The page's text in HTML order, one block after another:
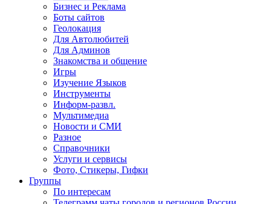
Бизнес и Реклама
Боты сайтов
Геолокация
Для Автолюбитей
Для Админов
Знакомства и общение
Игры
Изучение Языков
Инструменты
Информ-развл.
Мультимедиа
Новости и СМИ
Разное
Справочники
Услуги и сервисы
Фото, Стикеры, Гифки
Группы
По интересам